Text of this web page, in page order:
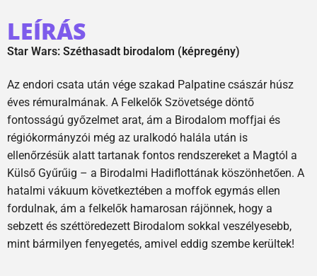
LEÍRÁS
Star Wars: Széthasadt birodalom (képregény)
Az endori csata után vége szakad Palpatine császár húsz
éves rémuralmának. A Felkelők Szövetsége döntő
fontosságú győzelmet arat, ám a Birodalom moffjai és
régiókormányzói még az uralkodó halála után is
ellenőrzésük alatt tartanak fontos rendszereket a Magtól a
Külső Gyűrűig – a Birodalmi Hadiflottának köszönhetően. A
hatalmi vákuum következtében a moffok egymás ellen
fordulnak, ám a felkelők hamarosan rájönnek, hogy a
sebzett és széttöredezett Birodalom sokkal veszélyesebb,
mint bármilyen fenyegetés, amivel eddig szembe kerültek!